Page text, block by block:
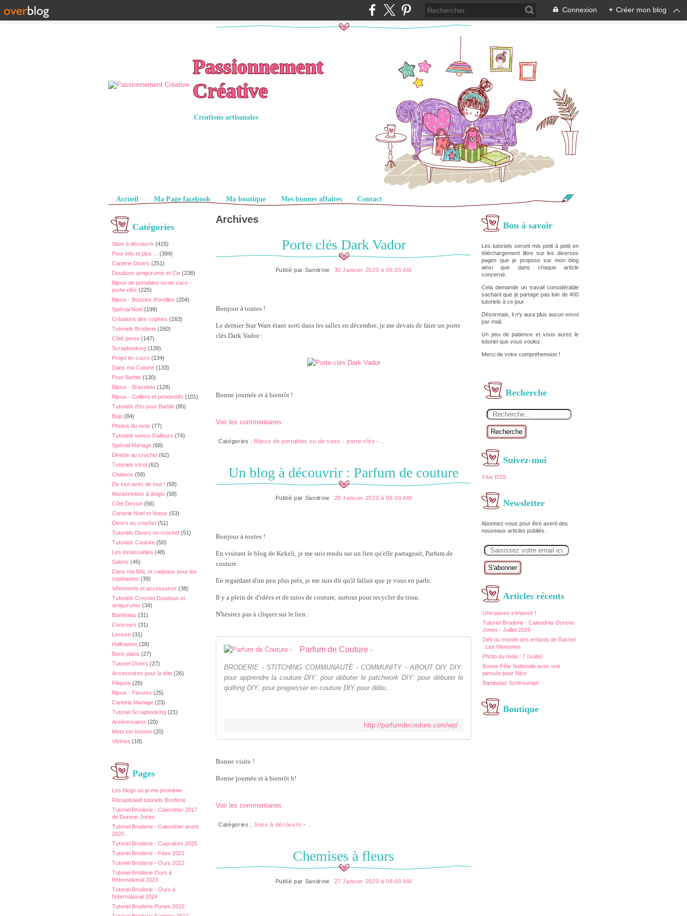
Connexion + Créer mon blog
Passionnement
Créative
Créations artisanales
Pages
Accueil Ma Page facebook Ma boutique Mes bonnes affaires Contact
Catégories
Sites à découvrir (415)
Pour info et plus ...
(394)
Carterie Divers (251)
Doudous amigurumis et Cie (238)
Bijoux de portables ou de sacs -
porte-clés (225)
Bijoux - Boucles d'oreilles (204)
Spécial Noël (199)
Créations des copines (163)
Tutoriels Broderie (160)
Côté perso (147)
Scrapbooking (139)
Projet en cours (134)
Dans ma Cuisine (133)
Pour Barbie (130)
Bijoux - Bracelets (128)
Bijoux - Colliers et pendentifs (101)
Tutoriels d'ici pour Barbie (85)
Bujo (84)
Photos du mois (77)
Tutoriels venus d'ailleurs (74)
Spécial Mariage (68)
Dinette au crochet (62)
Tutoriels tricot (62)
Citations (59)
De tout avec de tout ! (58)
Marionnettes à doigts (58)
Côté Dessin (56)
Carterie Noel et Voeux (53)
Divers au crochet (51)
Tutoriels Divers en crochet (51)
Tutoriels Couture (50)
Les inclassables (48)
Salons (46)
Dans ma BAL et cadeaux pour les
copinautes (39)
Vêtements et accessoires (38)
Tutoriels Crochet Doudous et
amigurumis (34)
Bambolas (31)
Concours (31)
Lecture (31)
Halloween (28)
Bons plans (27)
Tutoriel Divers (27)
Accessoires pour la tête (26)
Pâques (26)
Bijoux - Parures (25)
Carterie Mariage (23)
Tutoriel Scrapbooking (21)
Anniversaires (20)
Mets ton bonnet (20)
Vitrines (18)
Pages
Les blogs où je me promène
Récapitulatif tutoriels Broderie
Tutoriel Broderie - Calendrier 2017
de Durene Jones
Tutoriel Broderie - Calendrier avent
2020
Tutoriel Broderie - Cupcakes 2025
Tutoriel Broderie - Fées 2021
Tutoriel Broderie - Ours 2022
Tutoriel Broderie Ours à
l'International 2023
Tutoriel Broderie - Ours à
l'international 2024
Tutoriel Broderie Portes 2015
Bon à savoir
Les tutoriels seront mis petit à petit en
téléchargement libre sur les diverses
pages que je propose sur mon blog
ainsi que dans chaque article
concerné.
Cela demande un travail considérable
sachant que je partage pas loin de 400
tutoriels à ce jour.
Désormais, il n'y aura plus aucun envoi
par mail.
Un peu de patience et vous aurez le
tutoriel que vous voulez.
Merci de votre compréhension !
Recherche
Recherche
Suivez-moi
Flux RSS
Newsletter
Abonnez-vous pour être averti des
nouveaux articles publiés.
m
Articles récents
Une pause s'impose !
Tutoriel Broderie - Calendrier Durene
Jones - Juillet 2026
Défi du monde des enfants de Rachel
: Les Memories
Photo du mois : 7 (suite)
Bonne Fête Nationale avec une
pensée pour Nice
Bambolas Schtroumph
Boutique
Archives
Porte clés Dark Vador
Publié par Sandrine 30 Janvier 2020 à 06:00 AM
Bonjour à toutes !
Le dernier Star Wars étant sorti dans les salles en décembre, je me devais de faire un porte
clés Dark Vador :
Bonne journée et à bientôt !
Voir les commentaires
Catégories : Bijoux de portables ou de sacs - porte-clés -
Un blog à découvrir : Parfum de couture
Publié par Sandrine 28 Janvier 2020 à 06:00 AM
Bonjour à toutes !
En visitant le blog de Kekeli, je me suis rendu sur un lien qu'elle partageait, Parfum de
couture.
En regardant d'un peu plus près, je me suis dit qu'il fallait que je vous en parle.
Il y a plein de d'idées et de tutos de couture, surtout pour recycler du tissu.
N'hésitez pas à cliquer sur le lien :
Parfum de Couture -
BRODERIE - STITCHING COMMUNAUTÉ - COMMUNITY - ABOUT DIY DIY:
pour apprendre la couture DIY: pour débuter le patchwork DIY: pour débuter le
quilting DIY: pour progresser en couture DIY pour débu...
http://parfumdecouture.com/wp/
Bonne visite !
Bonne journée et à bientôt b!
Voir les commentaires
Catégories :Sites à découvrir -
Chemises à fleurs
Publié par Sandrine 27 Janvier 2020 à 06:00 AM